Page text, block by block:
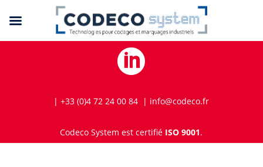

| +33 (0)4 72 24 00 84 | info@codeco.fr
Codeco System est certifié ISO 9001.